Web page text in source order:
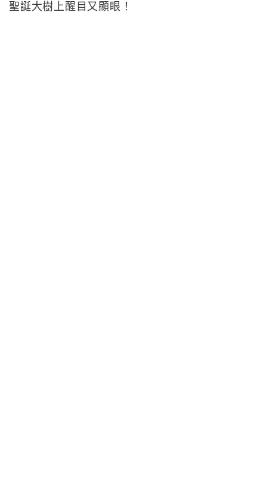
聖誕大樹上醒目又顯眼！